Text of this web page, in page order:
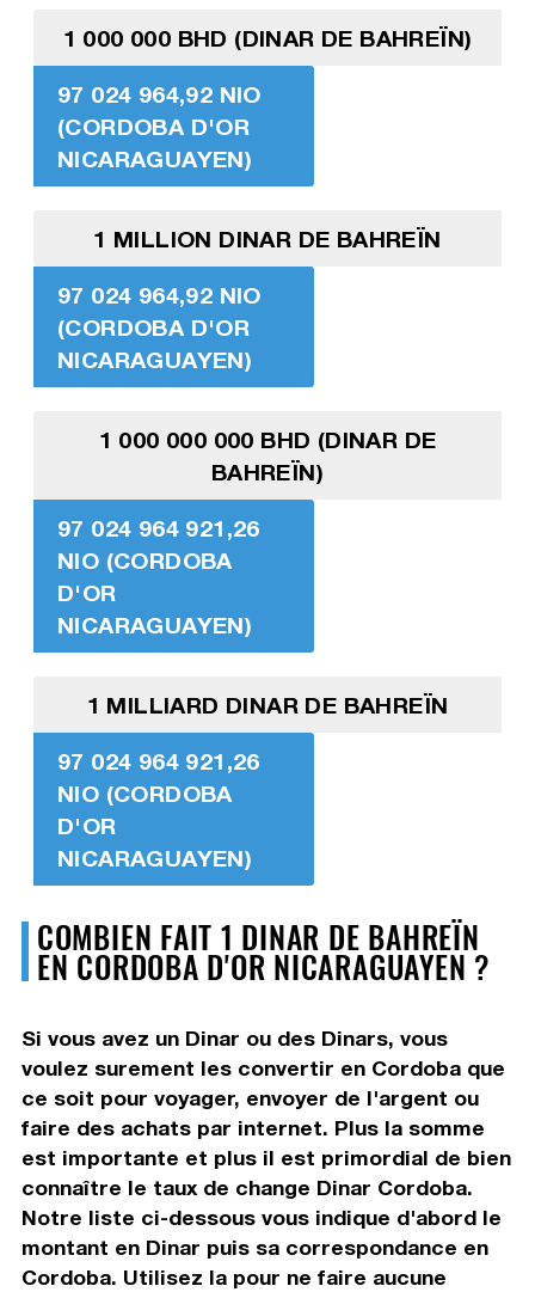
1 000 000 BHD (DINAR DE BAHREÏN)
97 024 964,92 NIO
(CORDOBA D'OR
NICARAGUAYEN)
1 MILLION DINAR DE BAHREÏN
97 024 964,92 NIO
(CORDOBA D'OR
NICARAGUAYEN)
1 000 000 000 BHD (DINAR DE
BAHREÏN)
97 024 964 921,26
NIO (CORDOBA
D'OR
NICARAGUAYEN)
1 MILLIARD DINAR DE BAHREÏN
97 024 964 921,26
NIO (CORDOBA
D'OR
NICARAGUAYEN)
COMBIEN FAIT 1 DINAR DE BAHREÏN
EN CORDOBA D'OR NICARAGUAYEN ?
Si vous avez un Dinar ou des Dinars, vous
voulez surement les convertir en Cordoba que
ce soit pour voyager, envoyer de l'argent ou
faire des achats par internet. Plus la somme
est importante et plus il est primordial de bien
connaître le taux de change Dinar Cordoba.
Notre liste ci-dessous vous indique d'abord le
montant en Dinar puis sa correspondance en
Cordoba. Utilisez la pour ne faire aucune